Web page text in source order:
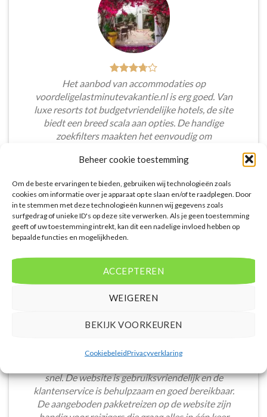
Beheer cookie toestemming
Om de beste ervaringen te bieden, gebruiken wij technologieën zoals
cookies om informatie over je apparaat op te slaan en/of te raadplegen. Door
in te stemmen met deze technologieën kunnen wij gegevens zoals
surfgedrag of unieke ID's op deze site verwerken. Als je geen toestemming
geeft of uw toestemming intrekt, kan dit een nadelige invloed hebben op
bepaalde functies en mogelijkheden.
ACCEPTEREN
WEIGEREN
BEKIJK VOORKEUREN
CookiebeleidPrivacyverklaring
Het aanbod van accommodaties op
voordeligelastminutevakantie.nl is erg goed. Van
luxe resorts tot budgetvriendelijke hotels, de site
biedt een breed scala aan opties. De handige
zoekfilters maakten het eenvoudig om
voorkeuren en budget.
Tim Beukers/Tilburg
Het boeken van een lastminute vakantie via
snel. De website is gebruiksvriendelijk en de
klantenservice is behulpzaam en goed bereikbaar.
De aangeboden pakketreizen op de website zijn